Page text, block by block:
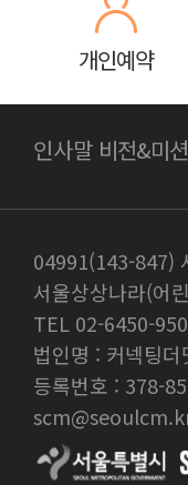
개인예약
인사말 비전&미션
04991(143-847)
서울상상나라(어
TEL 02-6450-
법인명 : 커넥팅
등록번호 : 378-